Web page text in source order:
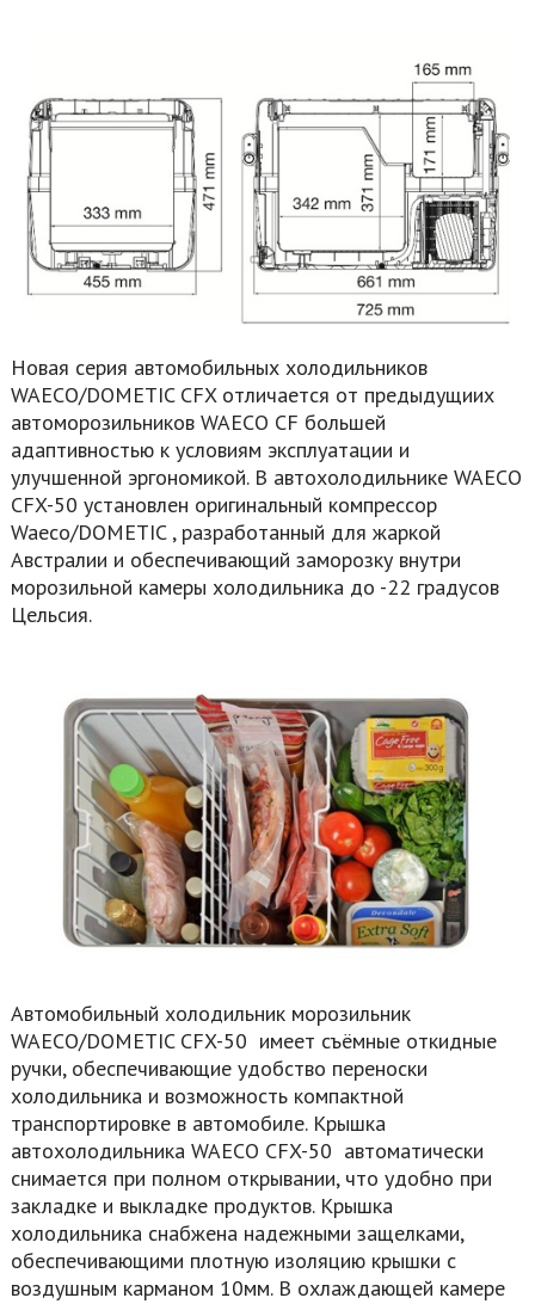
Новая серия автомобильных холодильников
WAECO/DOMETIC CFX отличается от предыдущиих
автоморозильников WAECO CF большей
адаптивностью к условиям эксплуатации и
улучшенной эргономикой. В автохолодильнике WAECO
CFX-50 установлен оригинальный компрессор
Waeco/DOMETIC , разработанный для жаркой
Австралии и обеспечивающий заморозку внутри
морозильной камеры холодильника до -22 градусов
Цельсия.
Автомобильный холодильник морозильник
WAECO/DOMETIC CFX-50 имеет съёмные откидные
ручки, обеспечивающие удобство переноски
холодильника и возможность компактной
транспортировке в автомобиле. Крышка
автохолодильника WAECO CFX-50 автоматически
снимается при полном открывании, что удобно при
закладке и выкладке продуктов. Крышка
холодильника снабжена надежными защелками,
обеспечивающими плотную изоляцию крышки с
воздушным карманом 10мм. В охлаждающей камере